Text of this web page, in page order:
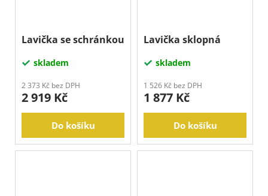
Lavička se schránkou
skladem
2 373 Kč bez DPH
2 919 Kč
Do košíku
Lavička sklopná
skladem
1 526 Kč bez DPH
1 877 Kč
Do košíku